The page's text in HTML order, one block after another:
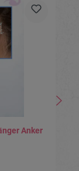
Anker